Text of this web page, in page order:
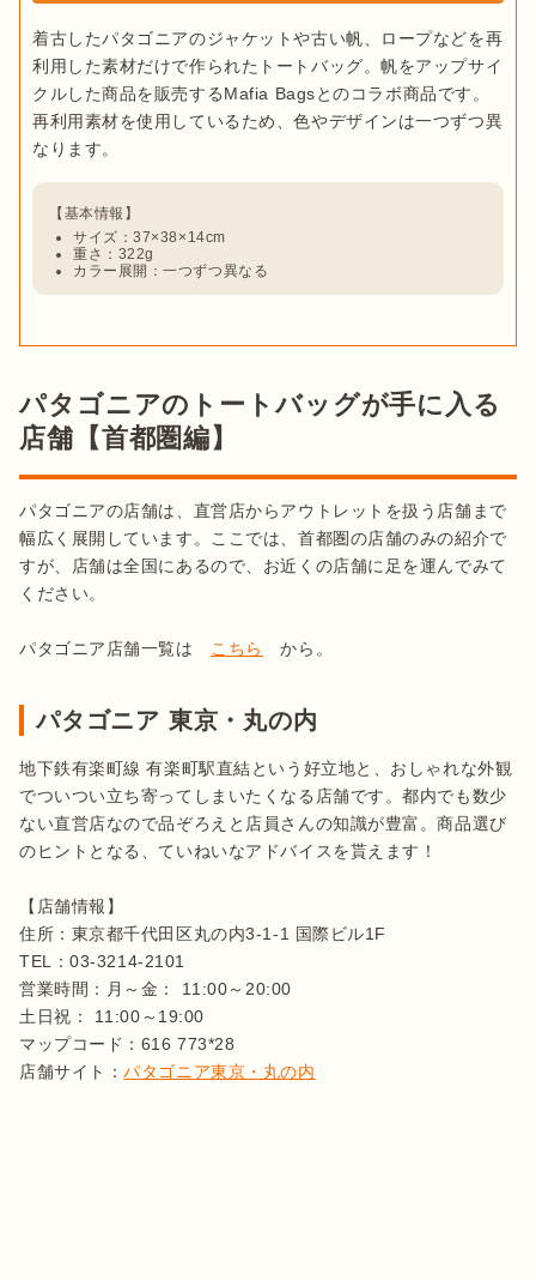
着古したパタゴニアのジャケットや古い帆、ロープなどを再
利用した素材だけで作られたトートバッグ。帆をアップサイ
クルした商品を販売するMafia Bagsとのコラボ商品です。
再利用素材を使用しているため、色やデザインは一つずつ異
サイズ：37×38×14cm
重さ：322g
カラー展開：一つずつ異なる
パタゴニアのトートバッグが手に入る
店舗【首都圏編】
パタゴニアの店舗は、直営店からアウトレットを扱う店舗まで
幅広く展開しています。ここでは、首都圏の店舗のみの紹介で
すが、店舗は全国にあるので、お近くの店舗に足を運んでみて
ください。
パタゴニア店舗一覧は こちら
パタゴニア 東京・丸の内
地下鉄有楽町線 有楽町駅直結という好立地と、おしゃれな外観
でついつい立ち寄ってしまいたくなる店舗です。都内でも数少
ない直営店なので品ぞろえと店員さんの知識が豊富。商品選び
のヒントとなる、ていねいなアドバイスを貰えます！
【店舗情報】
住所：東京都千代田区丸の内3-1-1 国際ビル1F
TEL：03-3214-2101
営業時間：月～金： 11:00～20:00
土日祝： 11:00～19:00
マップコード：616 773*28
店舗サイト：パタゴニア東京・丸の内